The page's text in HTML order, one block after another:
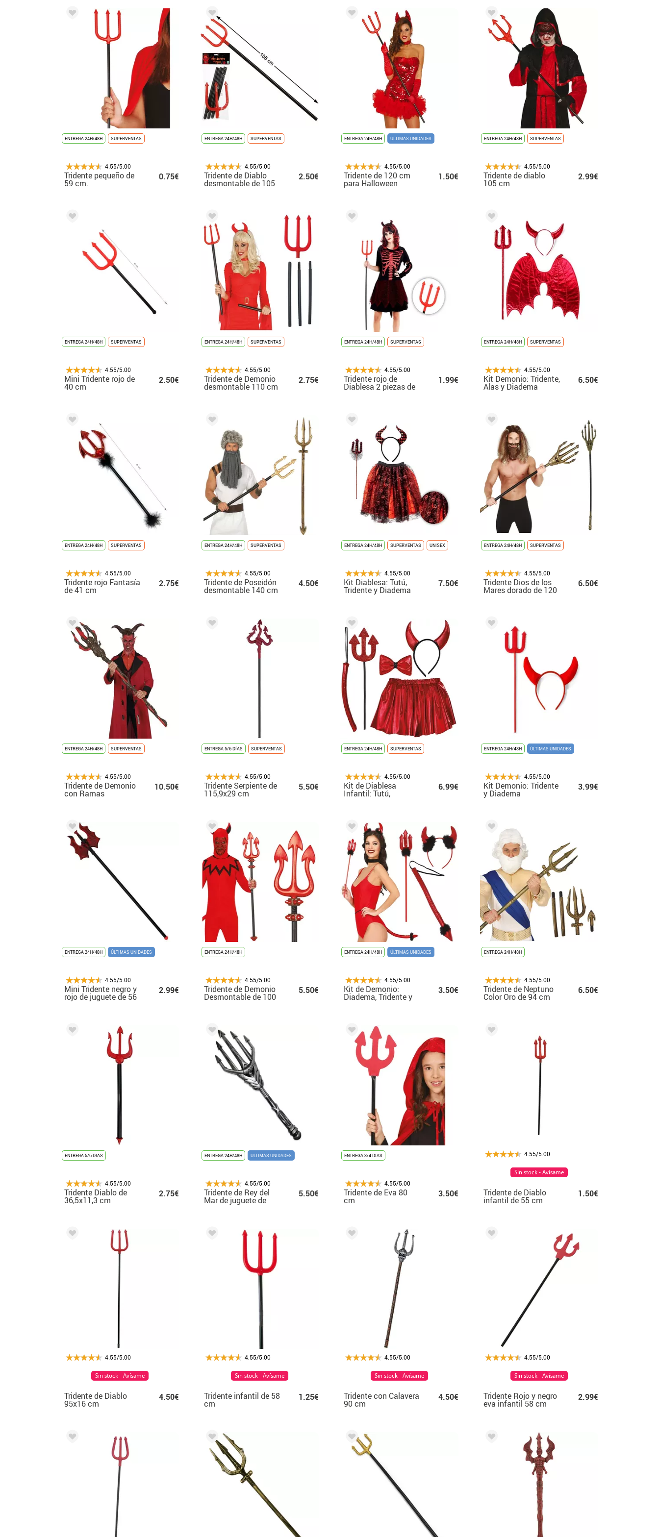
ENTREGA 24H/48H SUPERVENTAS
4.55/5.00
Tridente pequeño de
59 cm.
0.75€
ENTREGA 24H/48H SUPERVENTAS
4.55/5.00
Tridente de Diablo
desmontable de 105
2.50€
ENTREGA 24H/48H ÚLTIMAS UNIDADES
4.55/5.00
Tridente de 120 cm
para Halloween
1.50€
ENTREGA 24H/48H SUPERVENTAS
4.55/5.00
Tridente de diablo
105 cm
2.99€
ENTREGA 24H/48H SUPERVENTAS
4.55/5.00
Mini Tridente rojo de
40 cm
2.50€
ENTREGA 24H/48H SUPERVENTAS
4.55/5.00
Tridente de Demonio
desmontable 110 cm
2.75€
ENTREGA 24H/48H SUPERVENTAS
4.55/5.00
Tridente rojo de
Diablesa 2 piezas de
1.99€
ENTREGA 24H/48H SUPERVENTAS
4.55/5.00
Kit Demonio: Tridente,
Alas y Diadema
6.50€
ENTREGA 24H/48H SUPERVENTAS
4.55/5.00
Tridente rojo Fantasía
de 41 cm
2.75€
ENTREGA 24H/48H SUPERVENTAS
4.55/5.00
Tridente de Poseidón
desmontable 140 cm
4.50€
ENTREGA 24H/48H SUPERVENTAS UNISEX
4.55/5.00
Kit Diablesa: Tutú,
Tridente y Diadema
con cuernos
7.50€
ENTREGA 24H/48H SUPERVENTAS
4.55/5.00
Tridente Dios de los
Mares dorado de 120
6.50€
ENTREGA 24H/48H SUPERVENTAS
4.55/5.00
Tridente de Demonio
con Ramas
10.50€
ENTREGA 5/6 DÍAS SUPERVENTAS
4.55/5.00
Tridente Serpiente de
115,9x29 cm
5.50€
ENTREGA 24H/48H SUPERVENTAS
4.55/5.00
Kit de Diablesa
Infantil: Tutú,
Diadema, Pajarita,
6.99€
ENTREGA 24H/48H ÚLTIMAS UNIDADES
4.55/5.00
Kit Demonio: Tridente
y Diadema
3.99€
ENTREGA 24H/48H ÚLTIMAS UNIDADES
4.55/5.00
Mini Tridente negro y
rojo de juguete de 56
cm
2.99€
ENTREGA 24H/48H
4.55/5.00
Tridente de Demonio
Desmontable de 100
5.50€
ENTREGA 24H/48H ÚLTIMAS UNIDADES
4.55/5.00
Kit de Demonio:
Diadema, Tridente y
3.50€
ENTREGA 24H/48H
4.55/5.00
Tridente de Neptuno
Color Oro de 94 cm
6.50€
ENTREGA 5/6 DÍAS
4.55/5.00
Tridente Diablo de
36,5x11,3 cm
2.75€
ENTREGA 24H/48H ÚLTIMAS UNIDADES
4.55/5.00
Tridente de Rey del
Mar de juguete de
70x17 cm
5.50€
ENTREGA 3/4 DÍAS
4.55/5.00
Tridente de Eva 80
cm
3.50€
4.55/5.00
Tridente de Diablo
infantil de 55 cm
1.50€
Sin stock - Avísame
4.55/5.00
Tridente de Diablo
95x16 cm
4.50€
Sin stock - Avísame
4.55/5.00
Tridente infantil de 58
cm
1.25€
Sin stock - Avísame
4.55/5.00
Tridente con Calavera
90 cm
4.50€
Sin stock - Avísame
4.55/5.00
Tridente Rojo y negro
eva infantil 58 cm
2.99€
Sin stock - Avísame